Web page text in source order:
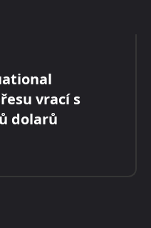
vrací s
dolarů